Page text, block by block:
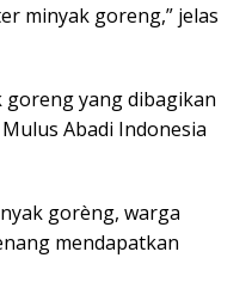
minyak goreng,” jelas
goreng yang dibagikan
Abadi Indonesia
gorèng, warga
mendapatkan